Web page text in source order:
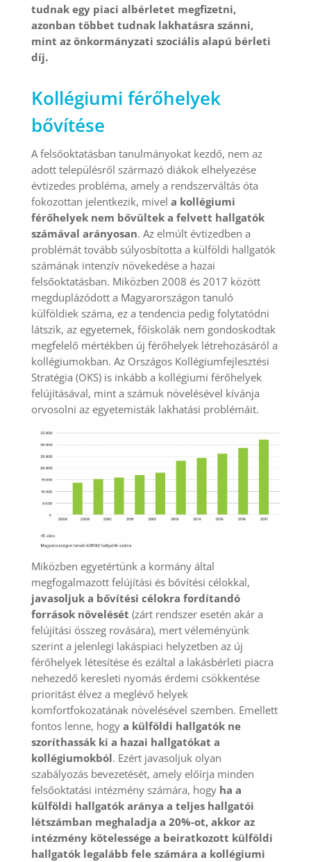
tudnak egy piaci albérletet megfizetni,
azonban többet tudnak lakhatásra szánni,
mint az önkormányzati szociális alapú bérleti
díj.
Kollégiumi férőhelyek
bővítése
A felsőoktatásban tanulmányokat kezdő, nem az
adott településről származó diákok elhelyezése
évtizedes probléma, amely a rendszerváltás óta
fokozottan jelentkezik, mivel a kollégiumi
férőhelyek nem bővültek a felvett hallgatók
számával arányosan. Az elmúlt évtizedben a
problémát tovább súlyosbította a külföldi hallgatók
számának intenzív növekedése a hazai
felsőoktatásban. Miközben 2008 és 2017 között
megduplázódott a Magyarországon tanuló
külföldiek száma, ez a tendencia pedig folytatódni
látszik, az egyetemek, főiskolák nem gondoskodtak
megfelelő mértékben új férőhelyek létrehozásáról a
kollégiumokban. Az Országos Kollégiumfejlesztési
Stratégia (OKS) is inkább a kollégiumi férőhelyek
felújításával, mint a számuk növelésével kívánja
orvosolni az egyetemisták lakhatási problémáit.
Miközben egyetértünk a kormány által
megfogalmazott felújítási és bővítési célokkal,
javasoljuk a bővítési célokra fordítandó
források növelését (zárt rendszer esetén akár a
felújítási összeg rovására), mert véleményünk
szerint a jelenlegi lakáspiaci helyzetben az új
férőhelyek létesítése és ezáltal a lakásbérleti piacra
nehezedő keresleti nyomás érdemi csökkentése
prioritást élvez a meglévő helyek
komfortfokozatának növelésével szemben. Emellett
fontos lenne, hogy a külföldi hallgatók ne
szoríthassák ki a hazai hallgatókat a
kollégiumokból. Ezért javasoljuk olyan
szabályozás bevezetését, amely előírja minden
felsőoktatási intézmény számára, hogy ha a
külföldi hallgatók aránya a teljes hallgatói
létszámban meghaladja a 20%-ot, akkor az
intézmény kötelessége a beiratkozott külföldi
hallgatók legalább fele számára a kollégiumi